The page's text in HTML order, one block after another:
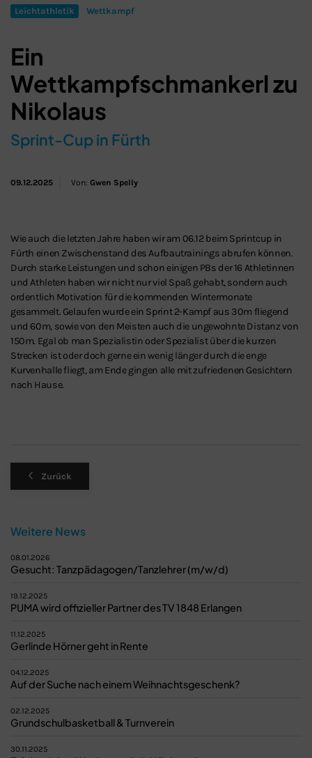
Leichtathletik Wettkampf
Ein
Wettkampfschmankerl zu
Nikolaus
Sprint-Cup in Fürth
09.12.2025 Von: Gwen Spelly
Wie auch die letzten Jahre haben wir am 06.12 beim Sprintcup in
Fürth einen Zwischenstand des Aufbautrainings abrufen können.
Durch starke Leistungen und schon einigen PBs der 16 Athletinnen
und Athleten haben wir nicht nur viel Spaß gehabt, sondern auch
ordentlich Motivation für die kommenden Wintermonate
gesammelt. Gelaufen wurde ein Sprint 2-Kampf aus 30m fliegend
und 60m, sowie von den Meisten auch die ungewohnte Distanz von
150m. Egal ob man Spezialistin oder Spezialist über die kurzen
Strecken ist oder doch gerne ein wenig länger durch die enge
Kurvenhalle fliegt, am Ende gingen alle mit zufriedenen Gesichtern
nach Hause.
Zurück
Weitere News
08.01.2026
Gesucht: Tanzpädagogen/Tanzlehrer (m/w/d)
19.12.2025
PUMA wird offizieller Partner des TV 1848 Erlangen
11.12.2025
Gerlinde Hörner geht in Rente
04.12.2025
Auf der Suche nach einem Weihnachtsgeschenk?
02.12.2025
Grundschulbasketball & Turnverein
30.11.2025